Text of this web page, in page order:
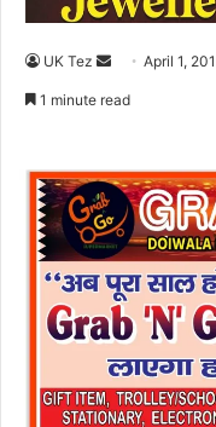
UK Tez
a
e
m
a
i
April 1,
1 minute read